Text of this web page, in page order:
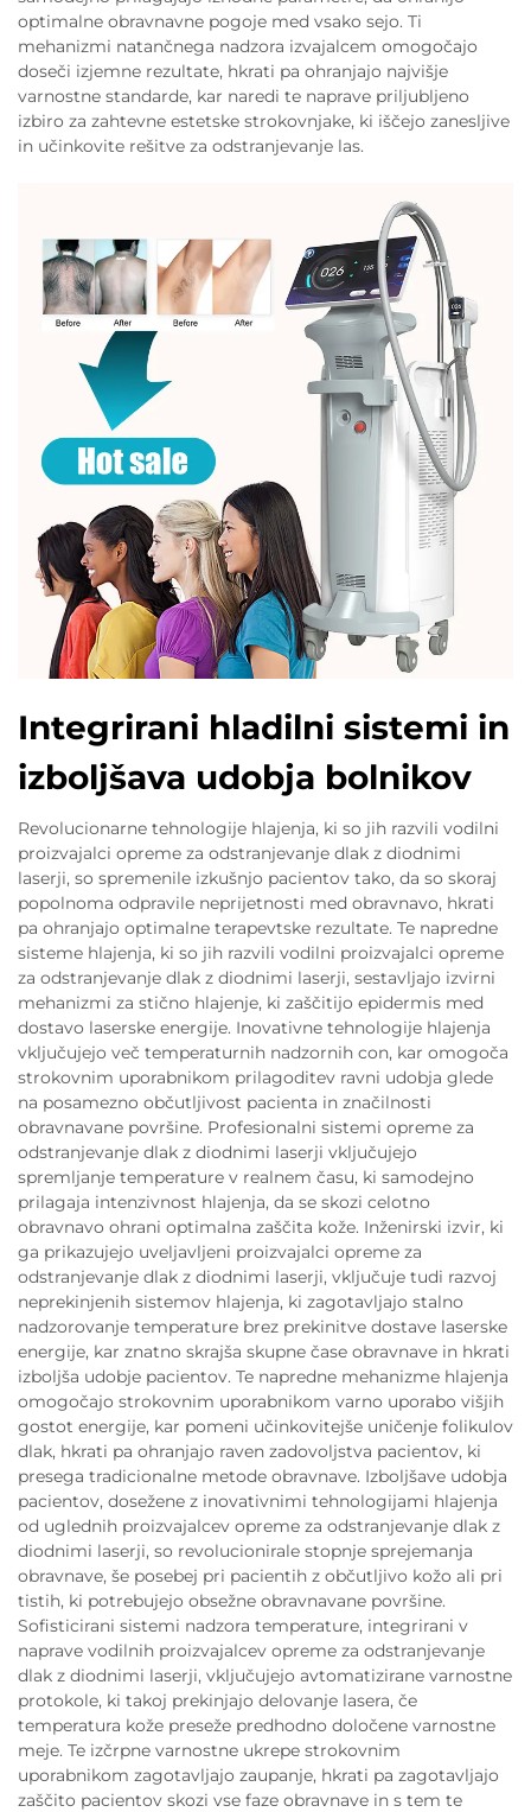
optimalne obravnavne pogoje med vsako sejo. Ti
mehanizmi natančnega nadzora izvajalcem omogočajo
doseči izjemne rezultate, hkrati pa ohranjajo najvišje
varnostne standarde, kar naredi te naprave priljubljeno
izbiro za zahtevne estetske strokovnjake, ki iščejo zanesljive
in učinkovite rešitve za odstranjevanje las.
Integrirani hladilni sistemi in
izboljšava udobja bolnikov
Revolucionarne tehnologije hlajenja, ki so jih razvili vodilni
proizvajalci opreme za odstranjevanje dlak z diodnimi
laserji, so spremenile izkušnjo pacientov tako, da so skoraj
popolnoma odpravile neprijetnosti med obravnavo, hkrati
pa ohranjajo optimalne terapevtske rezultate. Te napredne
sisteme hlajenja, ki so jih razvili vodilni proizvajalci opreme
za odstranjevanje dlak z diodnimi laserji, sestavljajo izvirni
mehanizmi za stično hlajenje, ki zaščitijo epidermis med
dostavo laserske energije. Inovativne tehnologije hlajenja
vključujejo več temperaturnih nadzornih con, kar omogoča
strokovnim uporabnikom prilagoditev ravni udobja glede
na posamezno občutljivost pacienta in značilnosti
obravnavane površine. Profesionalni sistemi opreme za
odstranjevanje dlak z diodnimi laserji vključujejo
spremljanje temperature v realnem času, ki samodejno
prilagaja intenzivnost hlajenja, da se skozi celotno
obravnavo ohrani optimalna zaščita kože. Inženirski izvir, ki
ga prikazujejo uveljavljeni proizvajalci opreme za
odstranjevanje dlak z diodnimi laserji, vključuje tudi razvoj
neprekinjenih sistemov hlajenja, ki zagotavljajo stalno
nadzorovanje temperature brez prekinitve dostave laserske
energije, kar znatno skrajša skupne čase obravnave in hkrati
izboljša udobje pacientov. Te napredne mehanizme hlajenja
omogočajo strokovnim uporabnikom varno uporabo višjih
gostot energije, kar pomeni učinkovitejše uničenje folikulov
dlak, hkrati pa ohranjajo raven zadovoljstva pacientov, ki
presega tradicionalne metode obravnave. Izboljšave udobja
pacientov, dosežene z inovativnimi tehnologijami hlajenja
od uglednih proizvajalcev opreme za odstranjevanje dlak z
diodnimi laserji, so revolucionirale stopnje sprejemanja
obravnave, še posebej pri pacientih z občutljivo kožo ali pri
tistih, ki potrebujejo obsežne obravnavane površine.
Sofisticirani sistemi nadzora temperature, integrirani v
naprave vodilnih proizvajalcev opreme za odstranjevanje
dlak z diodnimi laserji, vključujejo avtomatizirane varnostne
protokole, ki takoj prekinjajo delovanje lasera, če
temperatura kože preseže predhodno določene varnostne
meje. Te izčrpne varnostne ukrepe strokovnim
uporabnikom zagotavljajo zaupanje, hkrati pa zagotavljajo
zaščito pacientov skozi vse faze obravnave in s tem te